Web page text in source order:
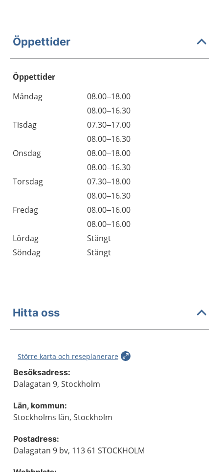
Öppettider
Öppettider
Dag
Öppettider
Kommentarer
Måndag
08.00–18.00
08.00–16.30
Tisdag
07.30–17.00
08.00–16.30
Onsdag
08.00–18.00
08.00–16.30
Torsdag
07.30–18.00
08.00–16.30
Fredag
08.00–16.00
08.00–16.00
Lördag
Stängt
Söndag
Stängt
Hitta oss
Större karta och reseplanerare
Besöksadress:
Dalagatan 9, Stockholm
Län, kommun:
Stockholms län, Stockholm
Postadress:
Dalagatan 9 bv, 113 61 STOCKHOLM